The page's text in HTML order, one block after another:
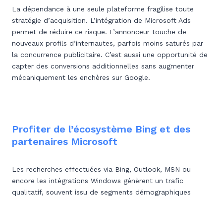
La dépendance à une seule plateforme fragilise toute
stratégie d’acquisition. L’intégration de Microsoft Ads
permet de réduire ce risque. L’annonceur touche de
nouveaux profils d’internautes, parfois moins saturés par
la concurrence publicitaire. C’est aussi une opportunité de
capter des conversions additionnelles sans augmenter
mécaniquement les enchères sur Google.
Profiter de l’écosystème Bing et des
partenaires Microsoft
Les recherches effectuées via Bing, Outlook, MSN ou
encore les intégrations Windows génèrent un trafic
qualitatif, souvent issu de segments démographiques